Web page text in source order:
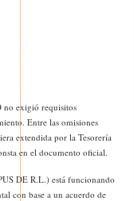
no exigió requisitos
Entre las omisiones
extendida por la Tesorería
en el documento oficial.
DE R.L.) está funcionando
con base a un acuerdo de